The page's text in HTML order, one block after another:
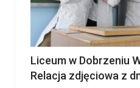
Liceum w Dobrzeniu
Relacja zdjęciowa z